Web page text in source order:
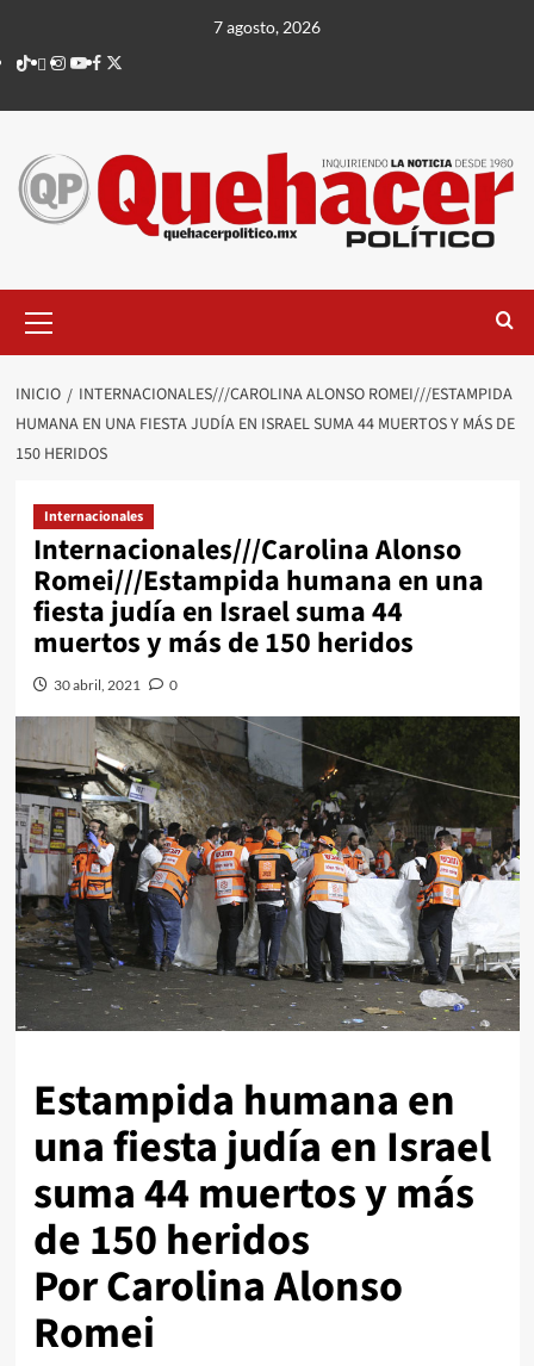
contenido
7 agosto, 2026
TikTok
threads
Instagram
Youtube
Facebook
X
principal
INICIO
INTERNACIONALES///CAROLINA ALONSO ROMEI///ESTAMPIDA
HUMANA EN UNA FIESTA JUDÍA EN ISRAEL SUMA 44 MUERTOS Y MÁS DE
150 HERIDOS
Internacionales
Internacionales///Carolina Alonso
Romei///Estampida humana en una
fiesta judía en Israel suma 44
muertos y más de 150 heridos
30 abril, 2021 0
Estampida humana en
una fiesta judía en Israel
suma 44 muertos y más
de 150 heridos
Por Carolina Alonso
Romei